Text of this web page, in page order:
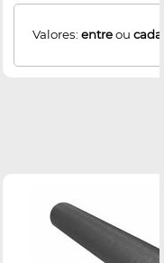
Valores: entreou